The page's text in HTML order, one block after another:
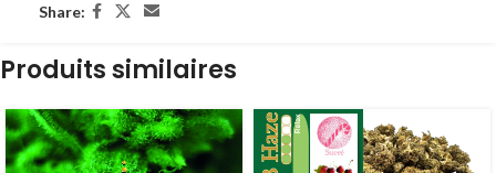
Share:
Produits similaires